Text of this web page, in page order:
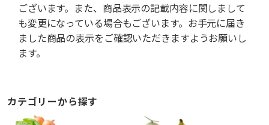
ございます。また、商品表示の記載内容に関しまして
も変更になっている場合もございます。お手元に届き
ました商品の表示をご確認いただきますようお願いし
ます。
カテゴリーから探す